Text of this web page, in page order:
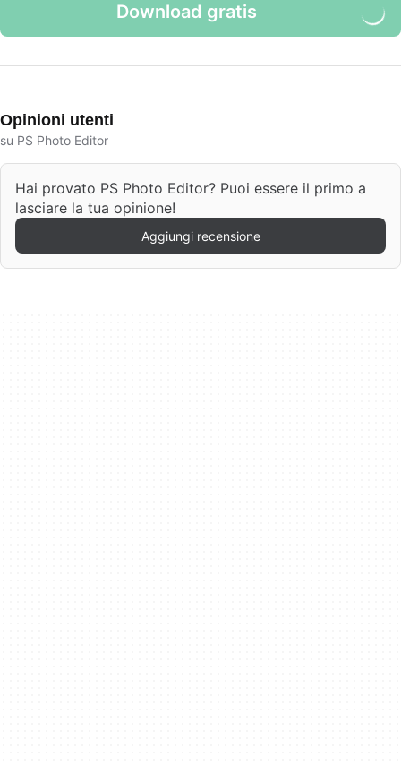
Download gratis
Opinioni utenti
su PS Photo Editor
Hai provato PS Photo Editor? Puoi essere il primo a
lasciare la tua opinione!
Aggiungi recensione